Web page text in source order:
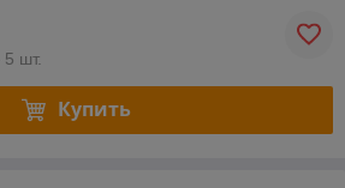
шт.
Купить